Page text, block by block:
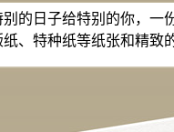
的日子给特别的你，
、特种纸等纸张和精致